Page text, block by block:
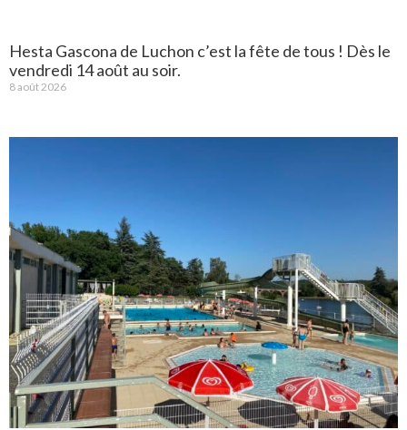
Hesta Gascona de Luchon c’est la fête de tous ! Dès le
vendredi 14 août au soir.
8 août 2026